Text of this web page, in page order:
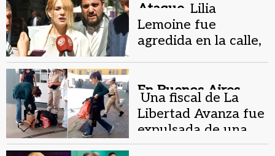
Ataque. Lilia
Lemoine fue
agredida en la calle,
En Buenos Aires.
Una fiscal de La
Libertad Avanza fue
expulsada de una
mesa por robar